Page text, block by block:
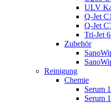
ULV
Q-Jet
Q-Jet
Tri-Jet
Zubehör
Reinigung
Chemie
Serum
Serum